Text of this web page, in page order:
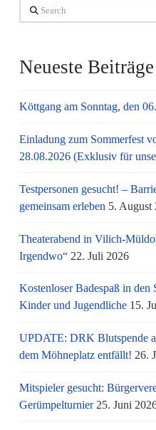
Search
Neueste Beiträge
Köttgang am Sonntag, den
Einladung zum Sommerfest
28.08.2026 (Exklusiv für
Testpersonen gesucht! –
gemeinsam erleben 5. August
Theaterabend in Vilich-
Irgendwo“ 22. Juli 2026
Kostenloser Badespaß in
Kinder und Jugendliche 15.
UPDATE: DRK Blutspende
dem Möhneplatz entfällt! 26.
Mitspieler gesucht:
Gerümpelturnier 25. Juni